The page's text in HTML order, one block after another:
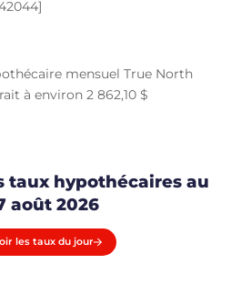
mensuel True North
à environ 2 862,10 $
taux hypothécaires au
août 2026
les taux du jour